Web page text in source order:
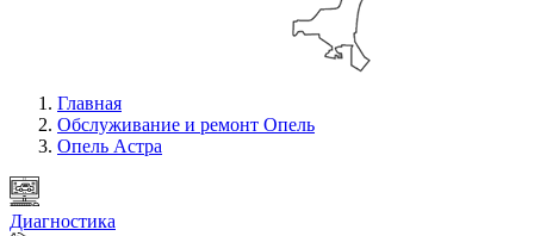
Главная
Обслуживание и ремонт Опель
Опель Астра
Диагностика